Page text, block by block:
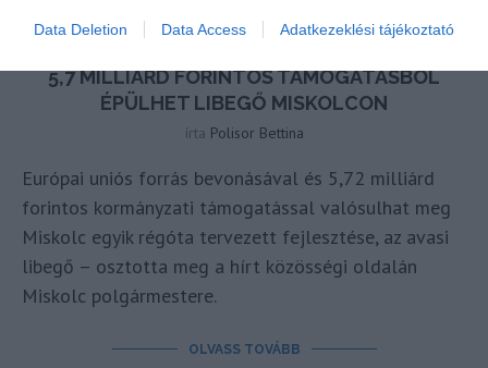
Data Deletion Data Access Adatkezeklési tájékoztató
5,7 MILLIÁRD FORINTOS TÁMOGATÁSBÓL
ÉPÜLHET LIBEGŐ MISKOLCON
írta Polisor Bettina
Európai uniós forrás bevonásával és 5,72 milliárd
forintos kormányzati támogatással valósulhat meg
Miskolc egyik régóta tervezett fejlesztése, az avasi
libegő – osztotta meg a hírt közösségi oldalán
Miskolc polgármestere.
OLVASS TOVÁBB